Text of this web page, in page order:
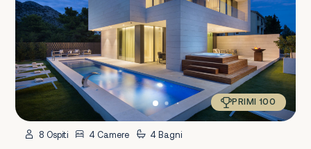
PRIMI 100
8 Ospiti 4 Camere 4 Bagni